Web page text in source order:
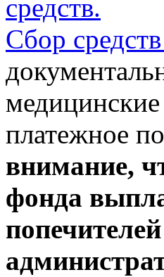
средств.
Сбор
платежное
внимание,
фонда